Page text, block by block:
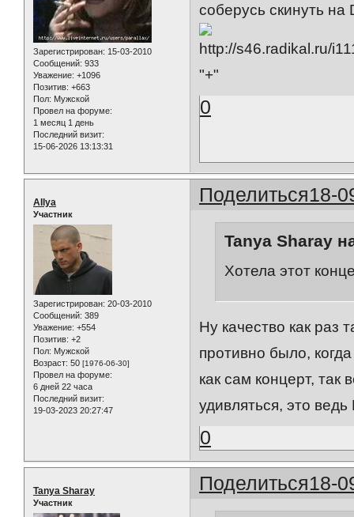
Зарегистрирован: 15-03-2010
Сообщений: 933
Уважение: +1096
Позитив: +663
Пол: Мужской
Провел на форуме:
1 месяц 1 день
Последний визит:
15-06-2026 13:13:31
соберусь скинуть
"+"
0
Поделиться18-
AIlya
Участник
Зарегистрирован: 20-03-2010
Сообщений: 389
Уважение: +554
Позитив: +2
Пол: Мужской
Возраст: 50 [1976-06-30]
Провел на форуме:
6 дней 22 часа
Последний визит:
19-03-2023 20:27:47
Tanya Sharay
Хотела этот
Ну качество как раз
противно было,
как сам концерт,
удивляться, это ведь
0
Поделиться18-
Tanya Sharay
Участник